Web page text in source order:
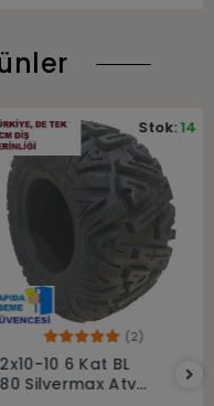
(2)
10 6 Kat BL
Silvermax Atv
Stok:14